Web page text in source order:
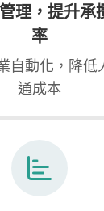
理，提升承
率
自動化，降低
通成本